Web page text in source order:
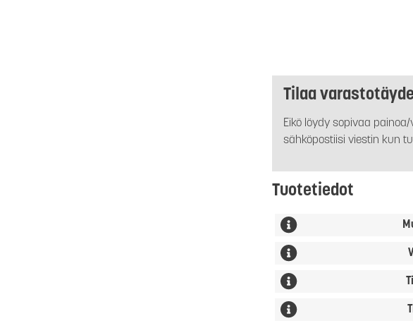
Tilaa
Eikö löydy sopivaa
sähköpostiisi viestin kun
Tuotetiedot